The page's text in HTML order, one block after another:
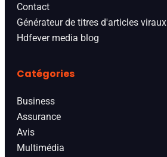
Contact
Générateur de titres d'articles viraux
Hdfever media blog
Catégories
Business
Assurance
Avis
Multimédia